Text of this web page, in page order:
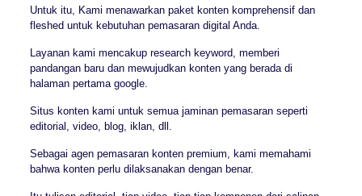
Untuk itu, Kami menawarkan paket konten komprehensif dan
fleshed untuk kebutuhan pemasaran digital Anda.
Layanan kami mencakup research keyword, memberi
pandangan baru dan mewujudkan konten yang berada di
halaman pertama google.
Situs konten kami untuk semua jaminan pemasaran seperti
editorial, video, blog, iklan, dll.
Sebagai agen pemasaran konten premium, kami memahami
bahwa konten perlu dilaksanakan dengan benar.